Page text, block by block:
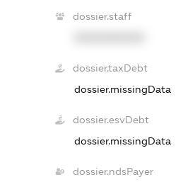
dossier.staff
dossier.taxDebt
dossier.missingData
dossier.esvDebt
dossier.missingData
dossier.ndsPayer